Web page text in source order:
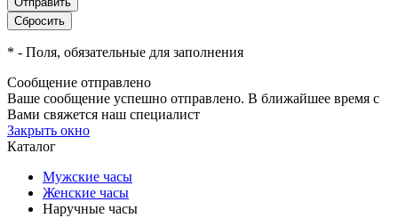
* - Поля, обязательные для заполнения
Сообщение отправлено
Ваше сообщение успешно отправлено. В ближайшее время с
Вами свяжется наш специалист
Закрыть окно
Каталог
Мужские часы
Женские часы
Наручные часы